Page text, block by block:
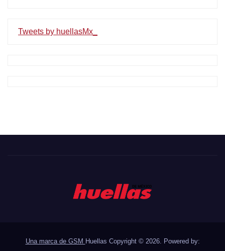
Tweets by huellasMx_
Una marca de GSM Huellas Copyright © 2026. Powered by: